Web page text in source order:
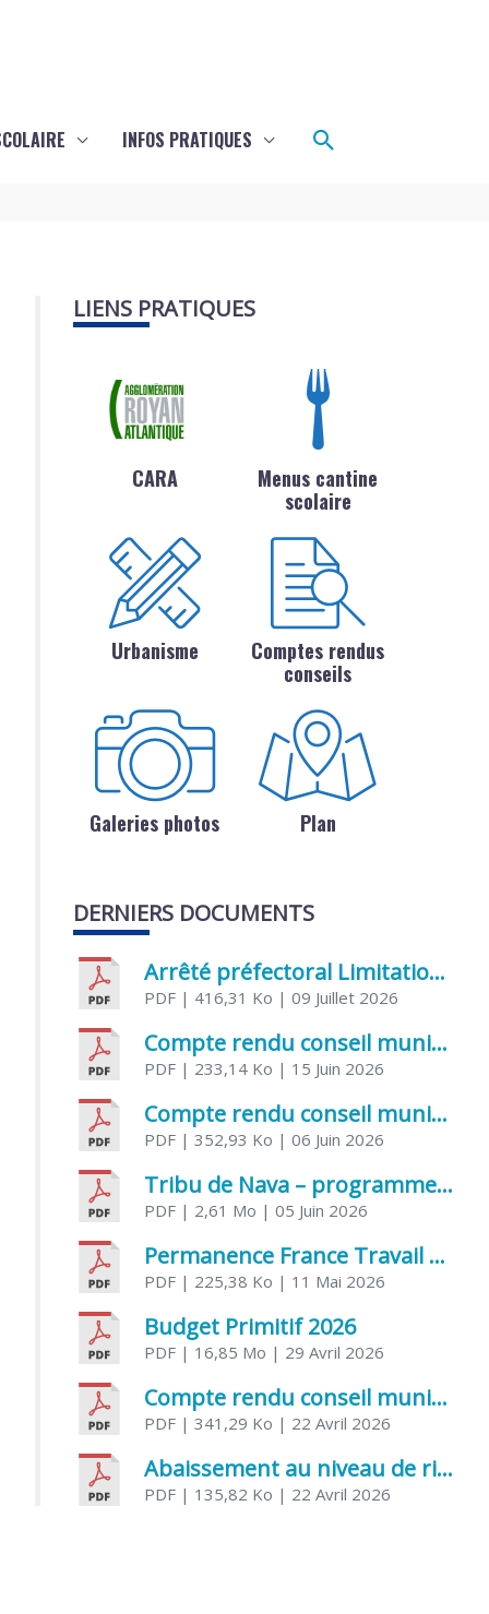
INFOS PRATIQUES Rechercher
LIENS PRATIQUES
CARA
Menus cantine
scolaire
Urbanisme
Comptes rendus
conseils
Galeries photos Plan
DERNIERS DOCUMENTS
Arrêté préfectoral Limitation provisoire des usages de l’eau
PDF | 416,31 Ko | 09 Juillet 2026
Compte rendu conseil municipal 5 juin 2026 sénatoriale
PDF | 233,14 Ko | 15 Juin 2026
Compte rendu conseil municipal – 21 avril 2026
PDF | 352,93 Ko | 06 Juin 2026
Tribu de Nava – programme et inscriptions été 2026
PDF | 2,61 Mo | 05 Juin 2026
Permanence France Travail au CCAS de Saujon Juin 2026
PDF | 225,38 Ko | 11 Mai 2026
Budget Primitif 2026
PDF | 16,85 Mo | 29 Avril 2026
Compte rendu conseil municipal – 7 avril 2026
PDF | 341,29 Ko | 22 Avril 2026
Abaissement au niveau de risque modéré de l’Influenza aviaire
PDF | 135,82 Ko | 22 Avril 2026